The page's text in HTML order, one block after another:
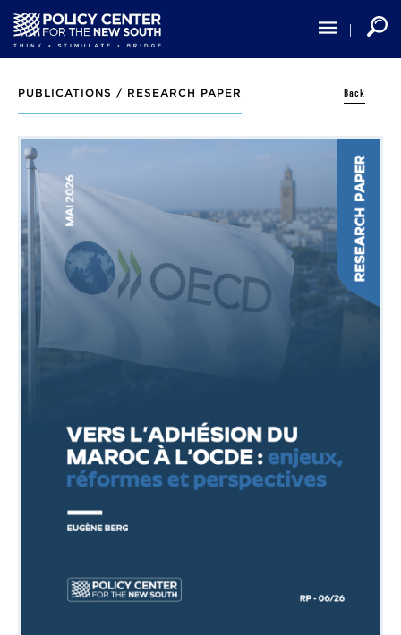
main
content
PUBLICATIONS / RESEARCH PAPER Back